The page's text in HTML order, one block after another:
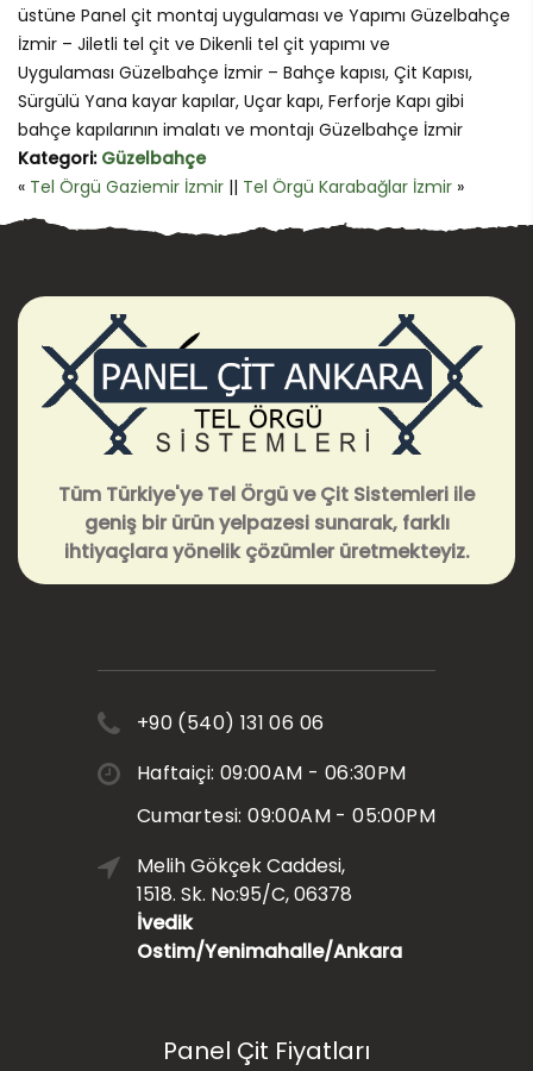
üstüne Panel çit montaj uygulaması ve Yapımı Güzelbahçe
İzmir – Jiletli tel çit ve Dikenli tel çit yapımı ve
Uygulaması Güzelbahçe İzmir – Bahçe kapısı, Çit Kapısı,
Sürgülü Yana kayar kapılar, Uçar kapı, Ferforje Kapı gibi
bahçe kapılarının imalatı ve montajı Güzelbahçe İzmir
Kategori: Güzelbahçe
« Tel Örgü Gaziemir İzmir || Tel Örgü Karabağlar İzmir »
Tüm Türkiye'ye Tel Örgü ve Çit Sistemleri ile
geniş bir ürün yelpazesi sunarak, farklı
ihtiyaçlara yönelik çözümler üretmekteyiz.
+90 (540) 131 06 06
Haftaiçi: 09:00AM - 06:30PM
Cumartesi: 09:00AM - 05:00PM
Melih Gökçek Caddesi,
1518. Sk. No:95/C, 06378
İvedik
Ostim/Yenimahalle/Ankara
Panel Çit Fiyatları